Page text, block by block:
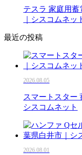
テスラ 家庭用蓄
｜シスコムネッ
最近の投稿
2026.08.05
スマートスター
シスコムネット
2026.08.01